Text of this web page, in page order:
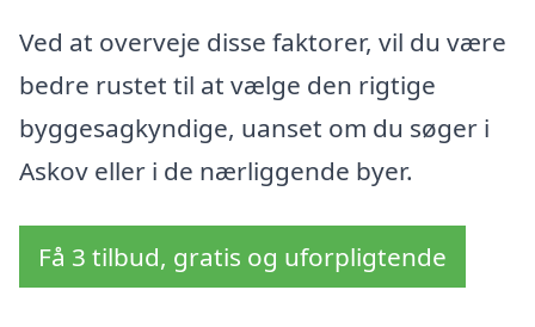
Ved at overveje disse faktorer, vil du være
bedre rustet til at vælge den rigtige
byggesagkyndige, uanset om du søger i
Askov eller i de nærliggende byer.
Få 3 tilbud, gratis og uforpligtende